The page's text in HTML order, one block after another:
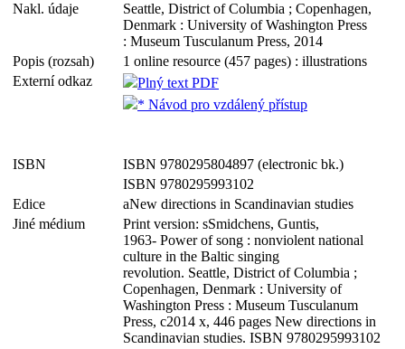
Nakl. údaje
Seattle, District of Columbia ; Copenhagen,
Denmark : University of Washington Press
: Museum Tusculanum Press, 2014
Popis (rozsah)
1 online resource (457 pages) : illustrations
Externí odkaz
Plný text PDF
* Návod pro vzdálený přístup
ISBN
ISBN 9780295804897 (electronic bk.)
ISBN 9780295993102
Edice
aNew directions in Scandinavian studies
Jiné médium
Print version: sSmidchens, Guntis,
1963- Power of song : nonviolent national
culture in the Baltic singing
revolution. Seattle, District of Columbia ;
Copenhagen, Denmark : University of
Washington Press : Museum Tusculanum
Press, c2014 x, 446 pages New directions in
Scandinavian studies. ISBN 9780295993102